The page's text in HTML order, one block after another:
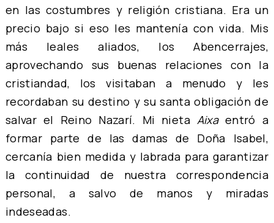
en las costumbres y religión cristiana. Era un
precio bajo si eso les mantenía con vida. Mis
más leales aliados, los Abencerrajes,
aprovechando sus buenas relaciones con la
cristiandad, los visitaban a menudo y les
recordaban su destino y su santa obligación de
salvar el Reino Nazarí. Mi nieta Aixaentró a
formar parte de las damas de Doña Isabel,
cercanía bien medida y labrada para garantizar
la continuidad de nuestra correspondencia
personal, a salvo de manos y miradas
indeseadas.